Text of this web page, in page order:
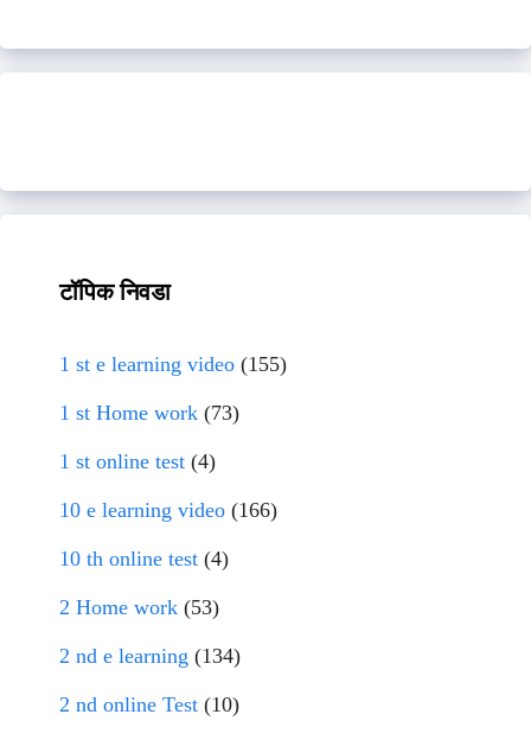
टॉपिक निवडा
1 st e learning video (155)
1 st Home work (73)
1 st online test (4)
10 e learning video (166)
10 th online test (4)
2 Home work (53)
2 nd e learning (134)
2 nd online Test (10)